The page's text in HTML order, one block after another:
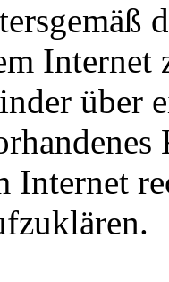
Internet
über
Internet